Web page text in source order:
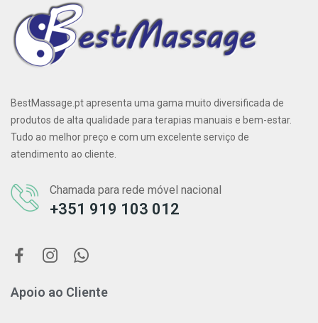
BestMassage.pt apresenta uma gama muito diversificada de
produtos de alta qualidade para terapias manuais e bem-estar.
Tudo ao melhor preço e com um excelente serviço de
atendimento ao cliente.
Chamada para rede móvel nacional
+351 919 103 012
Apoio ao Cliente